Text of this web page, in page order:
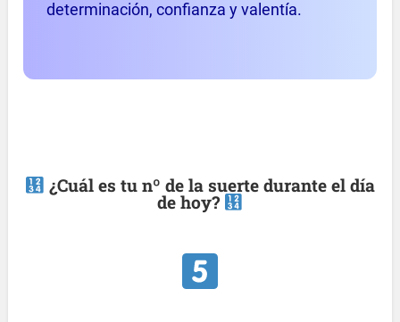
determinación, confianza y valentía.
¿Cuál es tu nº de la suerte durante el día
de hoy?